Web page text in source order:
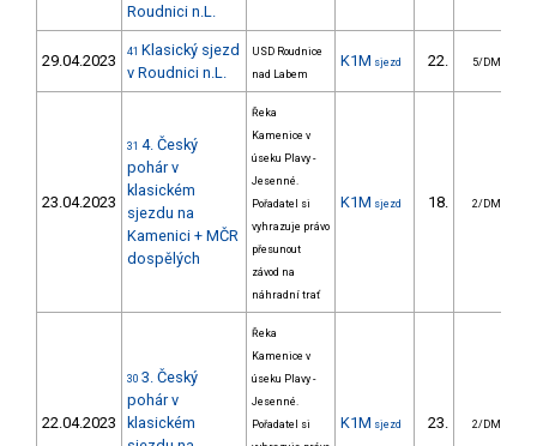
Roudnici n.L.
29.04.2023 41 Klasický sjezd
v Roudnici n.L.
USD Roudnice
nad Labem
K1M sjezd 22. 5/DM
23.04.2023
31 4. Český
pohár v
klasickém
sjezdu na
Kamenici + MČR
dospělých
Řeka
Kamenice v
úseku Plavy -
Jesenné.
Pořadatel si
vyhrazuje právo
přesunout
závod na
náhradní trať
K1M sjezd 18. 2/DM
22.04.2023
30 3. Český
pohár v
klasickém
Řeka
Kamenice v
úseku Plavy -
Jesenné.
Pořadatel si
K1M sjezd 23. 2/DM